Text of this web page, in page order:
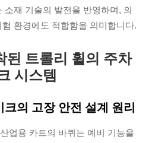
소재 기술의 발전을 반영하며, 의
환경에도 적합함을 의미합니다.
된 트롤리 휠의 주차
시스템
의 고장 안전 설계 원리
업용 카트의 바퀴는 예비 기능을